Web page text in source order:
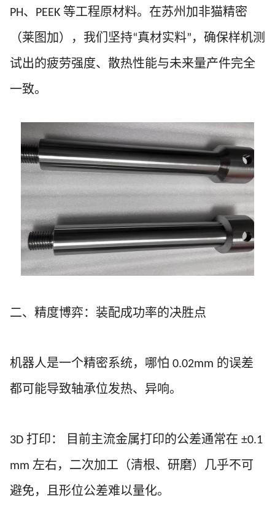
PH、 PEEK 等工程原材料。在苏州加非猫精密
（莱图加），我们坚持“真材实料” ，确保样机测
试出的疲劳强度、散热性能与未来量产件完全
一致。
二、精度博弈：装配成功率的决胜点
机器人是一个精密系统，哪怕 0.02mm 的误差
都可能导致轴承位发热、异响。
3D 打印： 目前主流金属打印的公差通常在 ±0.1
mm 左右，二次加工（清根、研磨）几乎不可
避免，且形位公差难以量化。